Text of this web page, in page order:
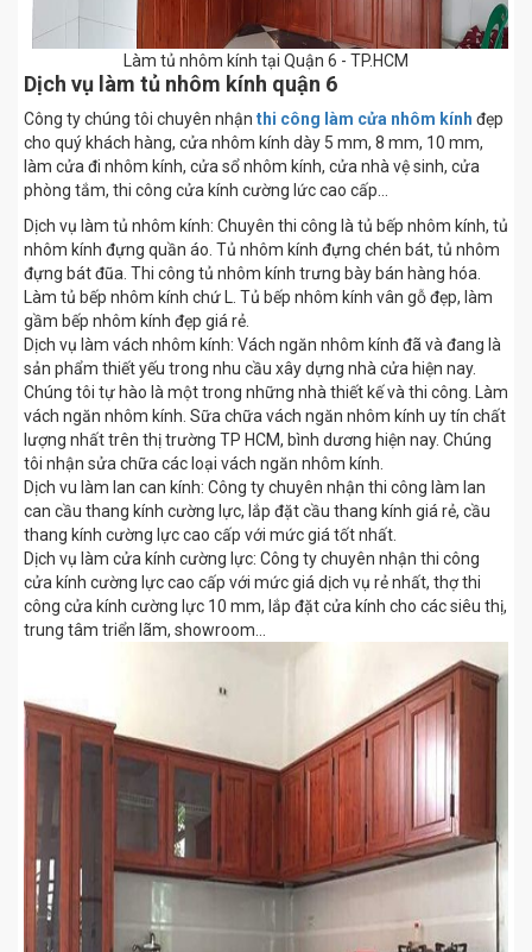
Làm tủ nhôm kính tại Quận 6 - TP.HCM
Dịch vụ làm tủ nhôm kính quận 6
Công ty chúng tôi chuyên nhận thi công làm cửa nhôm kính đẹp
cho quý khách hàng, cửa nhôm kính dày 5 mm, 8 mm, 10 mm,
làm cửa đi nhôm kính, cửa sổ nhôm kính, cửa nhà vệ sinh, cửa
phòng tắm, thi công cửa kính cường lức cao cấp…
Dịch vụ làm tủ nhôm kính: Chuyên thi công là tủ bếp nhôm kính, tủ
nhôm kính đựng quần áo. Tủ nhôm kính đựng chén bát, tủ nhôm
đựng bát đũa. Thi công tủ nhôm kính trưng bày bán hàng hóa.
Làm tủ bếp nhôm kính chứ L. Tủ bếp nhôm kính vân gỗ đẹp, làm
gầm bếp nhôm kính đẹp giá rẻ.
Dịch vụ làm vách nhôm kính: Vách ngăn nhôm kính đã và đang là
sản phẩm thiết yếu trong nhu cầu xây dựng nhà cửa hiện nay.
Chúng tôi tự hào là một trong những nhà thiết kế và thi công. Làm
vách ngăn nhôm kính. Sữa chữa vách ngăn nhôm kính uy tín chất
lượng nhất trên thị trường TP HCM, bình dương hiện nay. Chúng
tôi nhận sửa chữa các loại vách ngăn nhôm kính.
Dịch vu làm lan can kính: Công ty chuyên nhận thi công làm lan
can cầu thang kính cường lực, lắp đặt cầu thang kính giá rẻ, cầu
thang kính cường lực cao cấp với mức giá tốt nhất.
Dịch vụ làm cửa kính cường lực: Công ty chuyên nhận thi công
cửa kính cường lực cao cấp với mức giá dịch vụ rẻ nhất, thợ thi
công cửa kính cường lực 10 mm, lắp đặt cửa kính cho các siêu thị,
trung tâm triển lãm, showroom…